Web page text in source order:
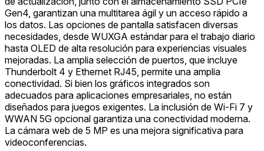
Gen4, garantizan una multitarea ágil y un acceso rápido a
los datos. Las opciones de pantalla satisfacen diversas
necesidades, desde WUXGA estándar para el trabajo diario
hasta OLED de alta resolución para experiencias visuales
mejoradas. La amplia selección de puertos, que incluye
Thunderbolt 4 y Ethernet RJ45, permite una amplia
conectividad. Si bien los gráficos integrados son
adecuados para aplicaciones empresariales, no están
diseñados para juegos exigentes. La inclusión de Wi-Fi 7 y
WWAN 5G opcional garantiza una conectividad moderna.
La cámara web de 5 MP es una mejora significativa para
videoconferencias.